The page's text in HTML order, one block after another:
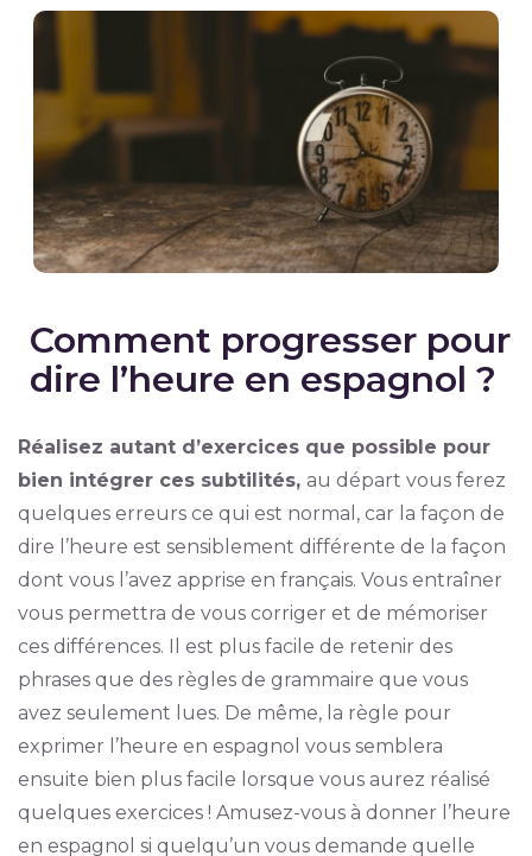
Comment progresser pour
dire l’heure en espagnol ?
Réalisez autant d’exercices que possible pour
bien intégrer ces subtilités, au départ vous ferez
quelques erreurs ce qui est normal, car la façon de
dire l’heure est sensiblement différente de la façon
dont vous l’avez apprise en français. Vous entraîner
vous permettra de vous corriger et de mémoriser
ces différences. Il est plus facile de retenir des
phrases que des règles de grammaire que vous
avez seulement lues. De même, la règle pour
exprimer l’heure en espagnol vous semblera
ensuite bien plus facile lorsque vous aurez réalisé
quelques exercices ! Amusez-vous à donner l’heure
en espagnol si quelqu’un vous demande quelle